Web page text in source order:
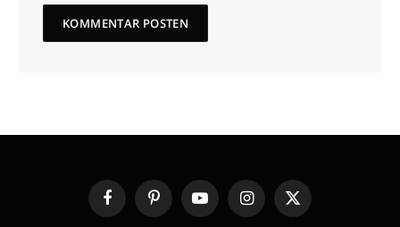
FacebookPinterestYouTubeInstagram
X
(Twitter)